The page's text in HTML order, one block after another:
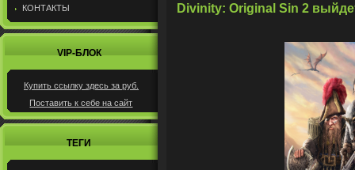
КОНТАКТЫ
VIP-БЛОК
Купить ссылку здесь за руб.
Поставить к себе на сайт
ТЕГИ
Divinity: Original Sin 2